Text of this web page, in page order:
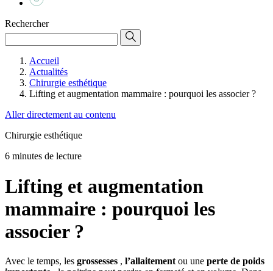
Rechercher
Accueil
Actualités
Chirurgie esthétique
Lifting et augmentation mammaire : pourquoi les associer ?
Aller directement au contenu
Chirurgie esthétique
6 minutes de lecture
Lifting et augmentation
mammaire : pourquoi les
associer ?
Avec le temps, les grossesses , l’allaitement ou une perte de poids